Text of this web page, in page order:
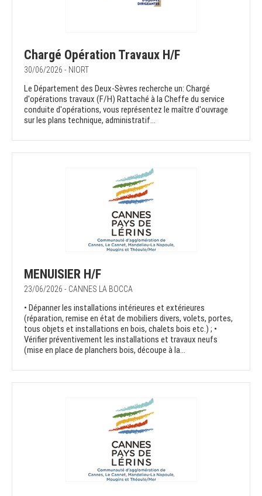
Chargé Opération Travaux H/F
30/06/2026 - NIORT
Le Département des Deux-Sèvres recherche un: Chargé
d'opérations travaux (F/H) Rattaché à la Cheffe du service
conduite d'opérations, vous représentez le maître d'ouvrage
sur les plans technique, administratif...
MENUISIER H/F
23/06/2026 - CANNES LA BOCCA
• Dépanner les installations intérieures et extérieures
(réparation, remise en état de mobiliers divers, volets, portes,
tous objets et installations en bois, chalets bois etc.) ; •
Vérifier préventivement les installations et travaux neufs
(mise en place de planchers bois, découpe à la...